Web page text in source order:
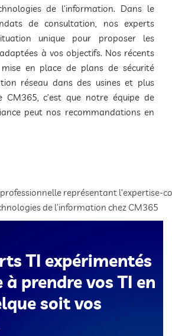
de l’information. Dans le
de consultation, nos experts
unique pour proposer les
à vos objectifs. Nos récents
en place de plans de sécurité
réseau dans des usines et plus
CM365, c’est que notre équipe de
peut nos recommandations en
TI expérimentés
à prendre vos TI en
soit vos